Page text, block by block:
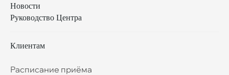
Новости
Руководство Центра
Клиентам
Расписание приёма